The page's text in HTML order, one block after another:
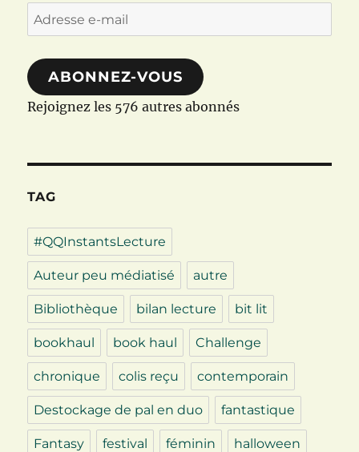
Adresse
e-
mail
ABONNEZ-VOUS
Rejoignez les 576 autres abonnés
TAG
#QQInstantsLecture
Auteur peu médiatisé autre
Bibliothèque bilan lecture bit lit
bookhaul book haul Challenge
chronique colis reçu contemporain
Destockage de pal en duo fantastique
Fantasy festival féminin halloween